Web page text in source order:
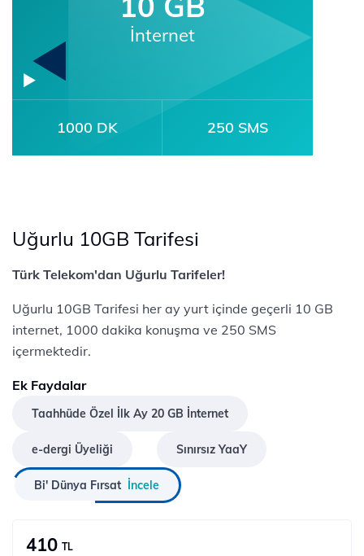
İnternet
1000 DK 250 SMS
Uğurlu 10GB Tarifesi
Türk Telekom'dan Uğurlu Tarifeler!
Uğurlu 10GB Tarifesi her ay yurt içinde geçerli 10 GB
internet, 1000 dakika konuşma ve 250 SMS
içermektedir.
Ek Faydalar
Taahhüde Özel İlk Ay 20 GB İnternet
e-dergi Üyeliği Sınırsız YaaY
Bi' Dünya Fırsat İncele
410 TL